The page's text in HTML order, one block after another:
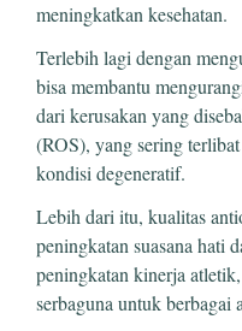
meningkatkan kesehatan.
Terlebih lagi dengan
bisa membantu
dari kerusakan yang
(ROS), yang sering
kondisi degeneratif.
Lebih dari itu, kualitas
peningkatan suasana hati
peningkatan kinerja
serbaguna untuk berbagai